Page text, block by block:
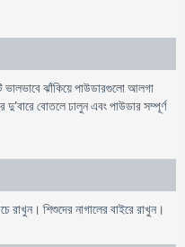
ভালভাবে ঝাঁকিয়ে পাউডারগুলো আলগা
দু’বারে বোতলে ঢালুন এবং পাউডার সম্পূর্ণ
রাখুন। শিশুদের নাগালের বাইরে রাখুন।